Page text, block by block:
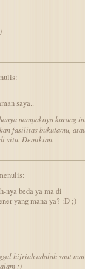
saya..
nampaknya kurang
fasilitas bukutamu,
situ. Demikian.
nya beda ya ma di
yang mana ya? :D ;)
hijriah adalah saat
;)